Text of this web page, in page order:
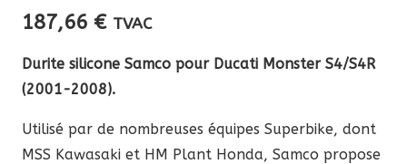
187,66 € TVAC
Durite silicone Samco pour Ducati Monster S4/S4R
(2001-2008).
Utilisé par de nombreuses équipes Superbike, dont
MSS Kawasaki et HM Plant Honda, Samco propose